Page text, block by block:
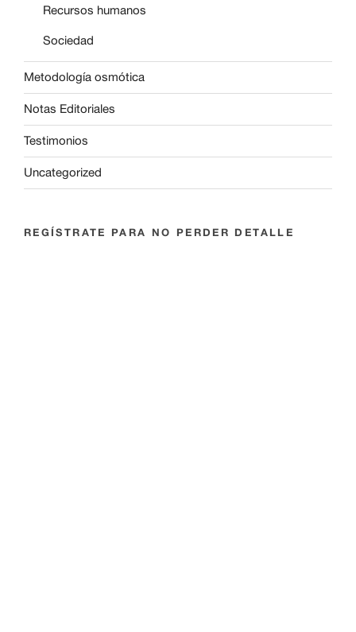
Recursos humanos
Sociedad
Metodología osmótica
Notas Editoriales
Testimonios
Uncategorized
REGÍSTRATE PARA NO PERDER DETALLE